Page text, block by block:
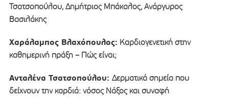
Τσατσοπούλου, Δημήτριος Μπάκαλος, Ανάργυρος
Βασιλάκης
Χαράλαμπος Βλαχόπουλος: Καρδιογενετική στην
καθημερινή πράξη – Πώς είναι;
Ανταλένα Τσατσοπούλου: Δερματικά σημεία που
δείχνουν την καρδιά: νόσος Νάξος και συναφή